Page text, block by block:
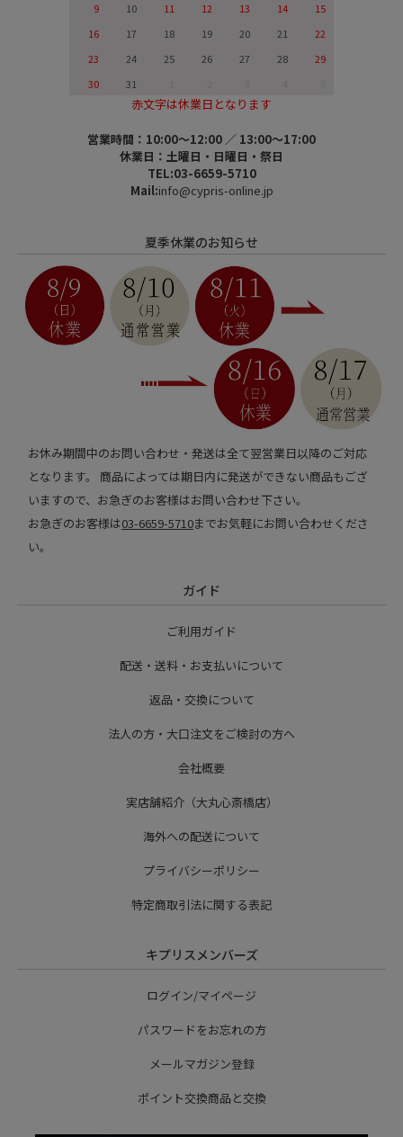
9
10 11 12 13 14
15
16
17 18 19 20 21
22
23
24 25 26 27 28
29
30
31
赤文字は休業日となります
営業時間：10:00～12:00 ／ 13:00～17:00
休業日：土曜日・日曜日・祭日
TEL:03-6659-5710
Mail:info@cypris-online.jp
夏季休業のお知らせ
お休み期間中のお問い合わせ・発送は全て翌営業日以降のご対応
となります。 商品によっては期日内に発送ができない商品もござ
いますので、お急ぎのお客様はお問い合わせ下さい。
お急ぎのお客様は03-6659-5710までお気軽にお問い合わせくださ
い。
ガイド
ご利用ガイド
配送・送料・お支払いについて
返品・交換について
法人の方・大口注文をご検討の方へ
会社概要
実店舗紹介（大丸心斎橋店）
海外への配送について
プライバシーポリシー
特定商取引法に関する表記
キプリスメンバーズ
ログイン/マイページ
パスワードをお忘れの方
メールマガジン登録
ポイント交換商品と交換